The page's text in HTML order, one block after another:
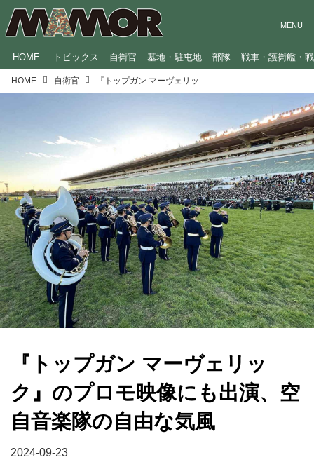
HOME トピックス 自衛官 基地・駐屯地 部隊 戦車・護衛艦・
HOME 自衛官
『トップガン マーヴェリッ
ク』のプロモ映像にも出演、空
自音楽隊の自由な気風
2024-09-23